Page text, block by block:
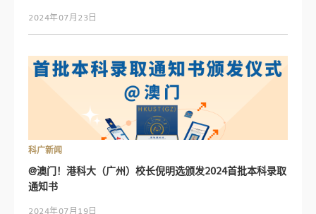
2024年07月23日
科广新闻
@澳门！港科大（广州）校长倪明选颁发2024首批本科录取
通知书
2024年07月19日